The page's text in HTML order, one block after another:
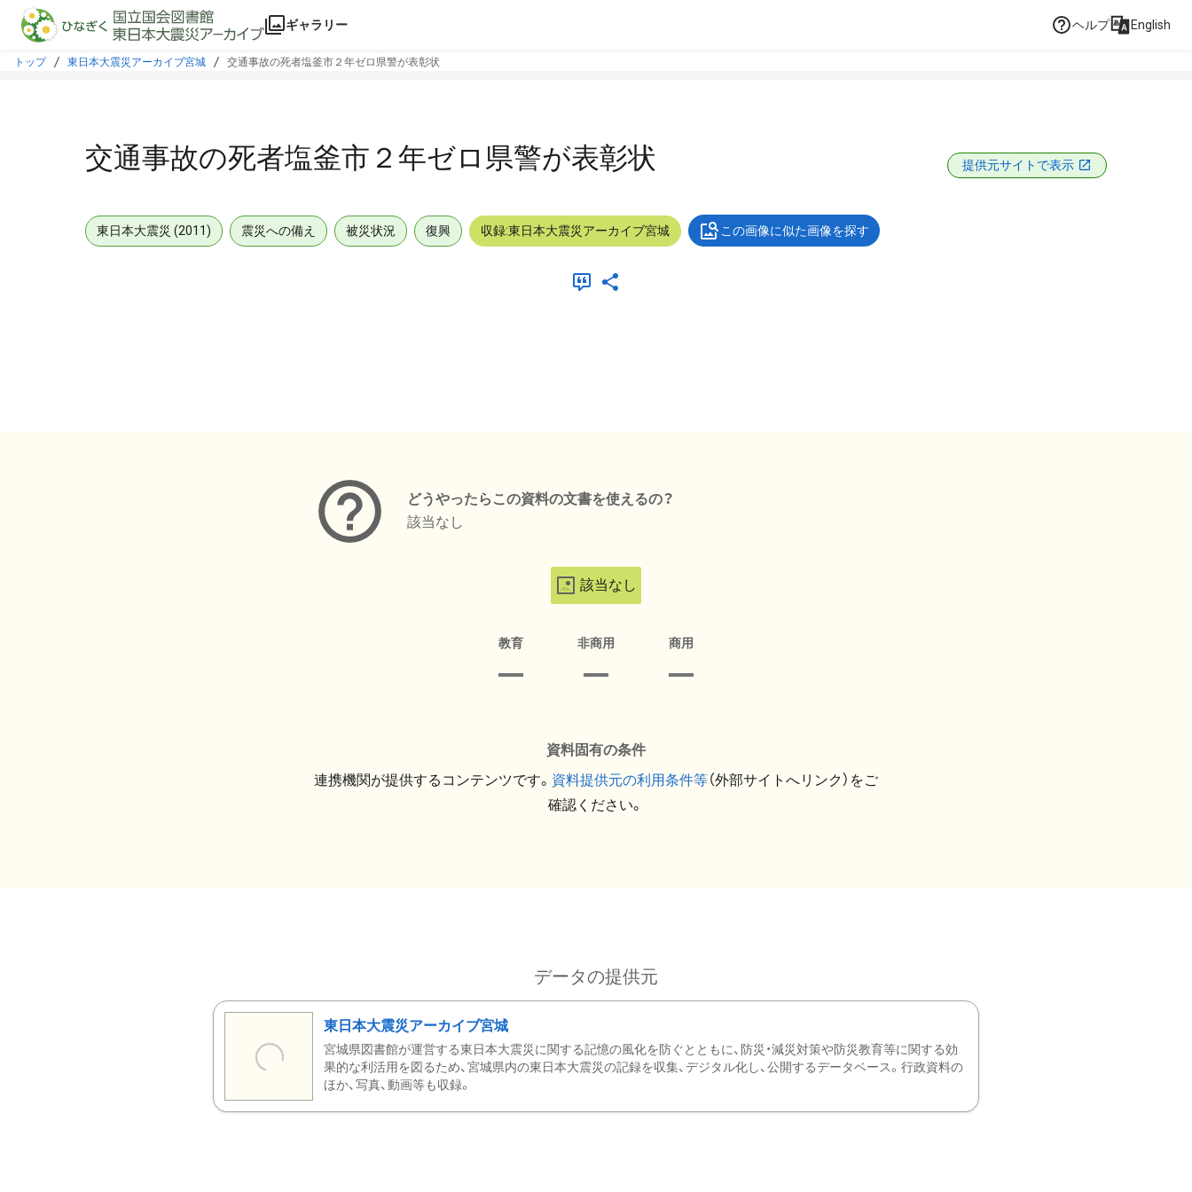
本文に飛ぶ
ギャラリー ヘルプ English
トップ 東日本大震災アーカイブ宮城 交通事故の死者塩釜市２年ゼロ県警が表彰状
交通事故の死者塩釜市２年ゼロ県警が表彰状 提供元サイトで表示
東日本大震災 (2011) 震災への備え 被災状況 復興 収録:東日本大震災アーカイブ宮城 この画像に似た画像を探す
どうやったらこの資料の文書を使えるの？
該当なし
該当なし
教育 非商用 商用
資料固有の条件
連携機関が提供するコンテンツです。 資料提供元の利用条件等（外部サイトへリンク）をご
確認ください。
データの提供元
東日本大震災アーカイブ宮城
宮城県図書館が運営する東日本大震災に関する記憶の風化を防ぐとともに、防災・減災対策や防災教育等に関する効
果的な利活用を図るため、宮城県内の東日本大震災の記録を収集、デジタル化し、公開するデータベース。行政資料の
ほか、写真、動画等も収録。